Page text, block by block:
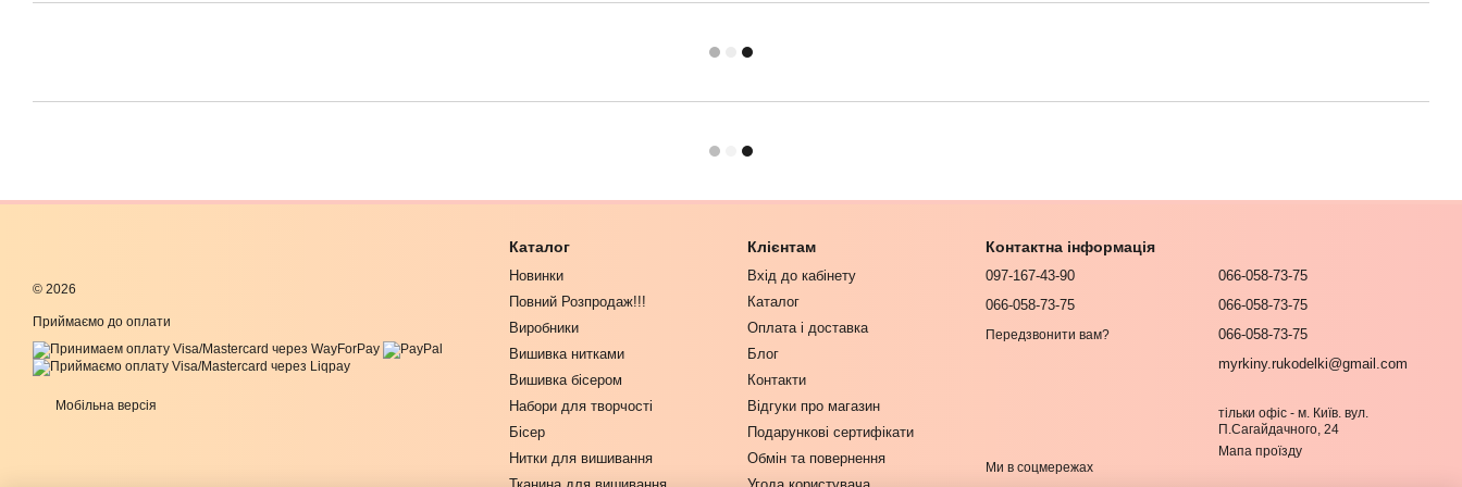
© 2026
Приймаємо до оплати
Мобільна версія
Каталог
Новинки
Повний Розпродаж!!!
Виробники
Вишивка нитками
Вишивка бісером
Набори для творчості
Бісер
Нитки для вишивання
Клієнтам
Вхід до кабінету
Каталог
Оплата і доставка
Блог
Контакти
Відгуки про магазин
Подарункові сертифікати
Обмін та повернення
Контактна інформація
097-167-43-90
066-058-73-75
Передзвонити вам?
066-058-73-75
066-058-73-75
066-058-73-75
myrkiny.rukodelki@gmail.com
тільки офіс - м. Київ. вул.
П.Сагайдачного, 24
Мапа проїзду
Ми в соцмережах